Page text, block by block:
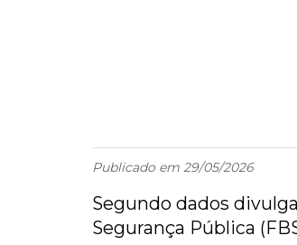
Publicado em 29/05/2026
Segundo dados
Segurança Pública